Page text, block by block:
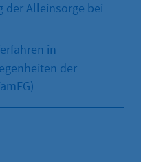
der Alleinsorge bei
in
der